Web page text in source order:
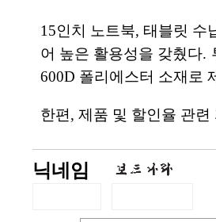
15인치 노트북, 태블릿 수
어 높은 활용성을 갖췄다.
600D 폴리에스터 소재로
한편, 제품 및 할인율 관
닉네임